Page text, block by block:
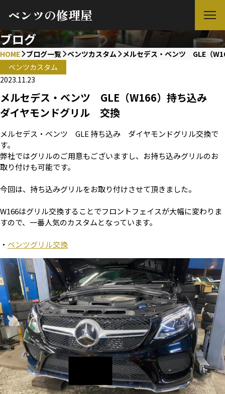
ベンツの修理屋
ブログ
HOME ブログ一覧 ベンツカスタム
メルセデス・ベンツ GLE（
ベンツカスタム
2023.11.23
メルセデス・ベンツ GLE（W166）持ち込み
ダイヤモンドグリル 交換
メルセデス・ベンツ GLE 持ち込み ダイヤモンドグリル交換で
す。
弊社ではグリルのご用意もございますし、お持ち込みグリルのお
取り付けも可能です。
今回は、持ち込みグリルをお取り付けさせて頂きました。
W166はグリル交換することでフロントフェイスが大幅に変わりま
すので、一番人気のカスタムとなっています。
・ ベンツグリル交換